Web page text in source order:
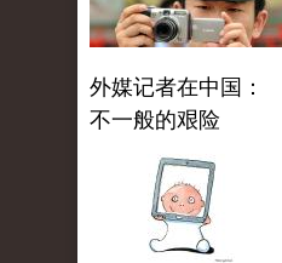
外媒记者在中国：
不一般的艰险